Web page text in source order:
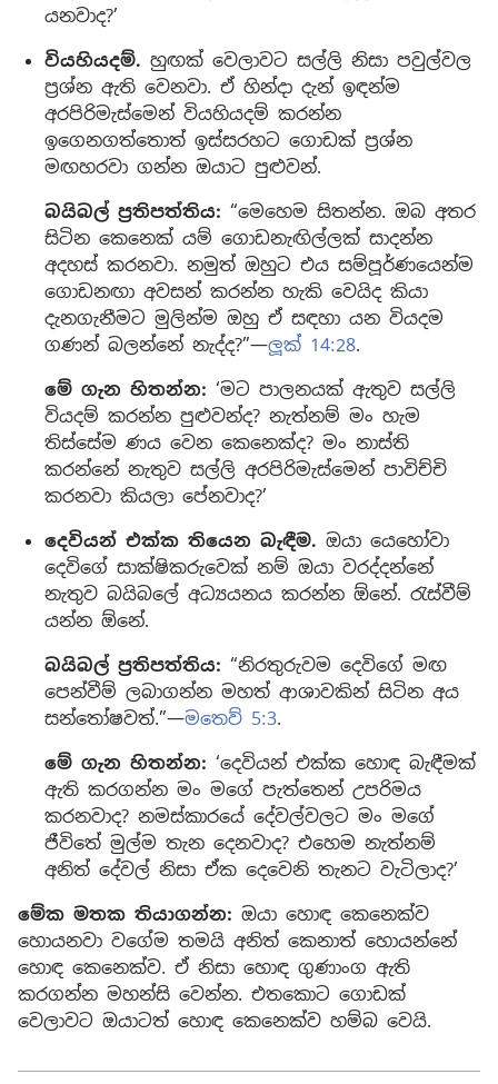
යනවාද?’
වියහියදම්. හුඟක් වෙලාවට සල්ලි නිසා පවුල්වල
ප්‍රශ්න ඇති වෙනවා. ඒ හින්දා දැන් ඉඳන්ම
අරපිරිමැස්මෙන් වියහියදම් කරන්න
ඉගෙනගත්තොත් ඉස්සරහට ගොඩක් ප්‍රශ්න
මඟහරවා ගන්න ඔයාට පුළුවන්.
බයිබල් ප්‍රතිපත්තිය: “මෙහෙම සිතන්න. ඔබ අතර
සිටින කෙනෙක් යම් ගොඩනැඟිල්ලක් සාදන්න
අදහස් කරනවා. නමුත් ඔහුට එය සම්පූර්ණයෙන්ම
ගොඩනඟා අවසන් කරන්න හැකි වෙයිද කියා
දැනගැනීමට මුලින්ම ඔහු ඒ සඳහා යන වියදම
ගණන් බලන්නේ නැද්ද?”—ලූක් 14:28.
මේ ගැන හිතන්න: ‘මට පාලනයක් ඇතුව සල්ලි
වියදම් කරන්න පුළුවන්ද? නැත්නම් මං හැම
තිස්සේම ණය වෙන කෙනෙක්ද? මං නාස්ති
කරන්නේ නැතුව සල්ලි අරපිරිමැස්මෙන් පාවිච්චි
කරනවා කියලා පේනවාද?’
දෙවියන් එක්ක තියෙන බැඳීම. ඔයා යෙහෝවා
දෙවිගේ සාක්ෂිකරුවෙක් නම් ඔයා වරද්දන්නේ
නැතුව බයිබලේ අධ්‍යයනය කරන්න ඕනේ. රැස්වීම්
යන්න ඕනේ.
බයිබල් ප්‍රතිපත්තිය: “නිරතුරුවම දෙවිගේ මඟ
පෙන්වීම් ලබාගන්න මහත් ආශාවකින් සිටින අය
සන්තෝෂවත්.”—මතෙව් 5:3.
මේ ගැන හිතන්න: ‘දෙවියන් එක්ක හොඳ බැඳීමක්
ඇති කරගන්න මං මගේ පැත්තෙන් උපරිමය
කරනවාද? නමස්කාරයේ දේවල්වලට මං මගේ
ජීවිතේ මුල්ම තැන දෙනවාද? එහෙම නැත්නම්
අනිත් දේවල් නිසා ඒක දෙවෙනි තැනට වැටිලාද?’
මේක මතක තියාගන්න: ඔයා හොඳ කෙනෙක්ව
හොයනවා වගේම තමයි අනිත් කෙනාත් හොයන්නේ
හොඳ කෙනෙක්ව. ඒ නිසා හොඳ ගුණාංග ඇති
කරගන්න මහන්සි වෙන්න. එතකොට ගොඩක්
වෙලාවට ඔයාටත් හොඳ කෙනෙක්ව හම්බ වෙයි.